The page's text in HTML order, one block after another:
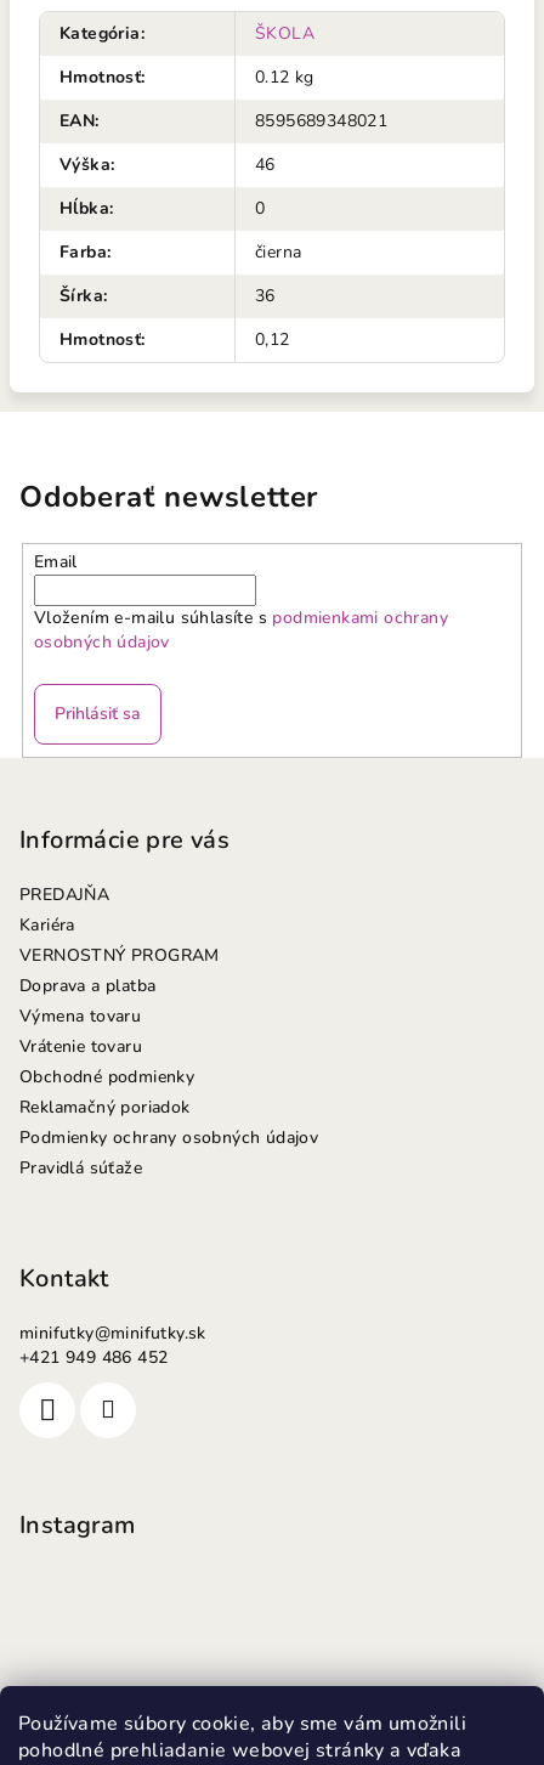
Používame súbory cookie, aby sme vám umožnili
pohodlné prehliadanie webovej stránky a vďaka
Kategória:
ŠKOLA
Hmotnosť:
0.12 kg
EAN:
8595689348021
Výška:
46
Hĺbka:
0
Farba:
čierna
Šírka:
36
Hmotnosť: 0,12
Odoberať newsletter
Email
Vložením e-mailu súhlasíte s podmienkami ochrany
osobných údajov
Prihlásiť sa
Informácie pre vás
PREDAJŇA
Kariéra
VERNOSTNÝ PROGRAM
Doprava a platba
Výmena tovaru
Vrátenie tovaru
Obchodné podmienky
Reklamačný poriadok
Podmienky ochrany osobných údajov
Pravidlá súťaže
Kontakt
minifutky@minifutky.sk
+421 949 486 452
Instagram